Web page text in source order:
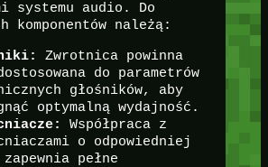
systemu audio. Do
komponentów należą:
Zwrotnica powinna
do parametrów
głośników, aby
optymalną wydajność.
Współpraca z
o odpowiedniej
zapewnia pełne